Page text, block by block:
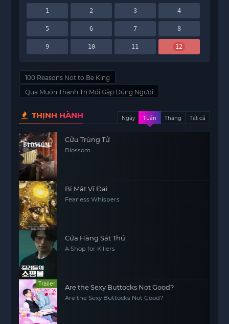
1 2 3 4
5 6 7 8
9 10 11 12
100 Reasons Not to Be King
Qua Muôn Thành Trì Mới Gặp Đúng Người
THỊNH HÀNH Ngày Tuần Tháng Tất cả
Cửu Trùng Tử
Blossom
Bí Mật Vĩ Đại
Fearless Whispers
Cửa Hàng Sát Thủ
A Shop for Killers
Trailer Are the Sexy Buttocks Not Good?
Are the Sexy Buttocks Not Good?